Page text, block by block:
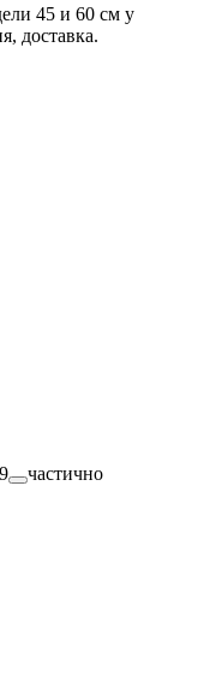
45 и 60 см у
доставка.
9
частично